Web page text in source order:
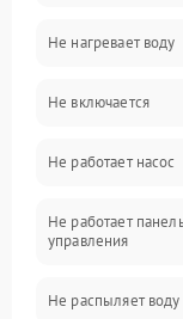
Датчики
Нагрев
Вода
Гигиена
Программное
Не нагревает воду
Не включается
Не работает насос
Не работает
управления
Не распыляет воду